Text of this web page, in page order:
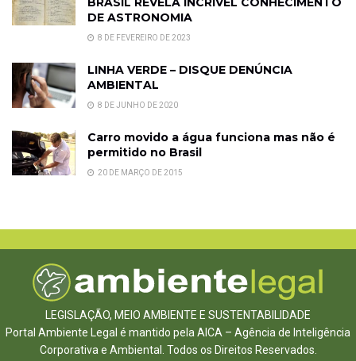
DE ASTRONOMIA
8 DE FEVEREIRO DE 2023
LINHA VERDE – DISQUE DENÚNCIA
AMBIENTAL
8 DE JUNHO DE 2020
Carro movido a água funciona mas não é
permitido no Brasil
20 DE MARÇO DE 2015
LEGISLAÇÃO, MEIO AMBIENTE E SUSTENTABILIDADE
Portal Ambiente Legal é mantido pela AICA – Agência de Inteligência
Corporativa e Ambiental. Todos os Direitos Reservados.